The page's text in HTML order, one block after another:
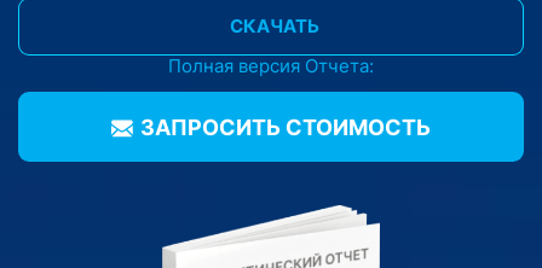
СКАЧАТЬ
Полная версия Отчета:
ЗАПРОСИТЬ CТОИМОСТЬ